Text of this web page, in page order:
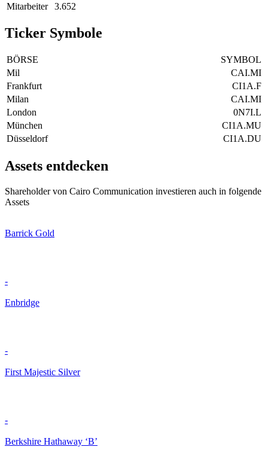
Mitarbeiter
3.652
Ticker Symbole
BÖRSE
SYMBOL
Mil
CAI.MI
Frankfurt
CI1A.F
Milan
CAI.MI
London
0N7I.L
München
CI1A.MU
Düsseldorf
CI1A.DU
Assets entdecken
Shareholder von Cairo Communication investieren auch in folgende
Assets
Barrick Gold
-
Enbridge
-
First Majestic Silver
-
Berkshire Hathaway ‘B’